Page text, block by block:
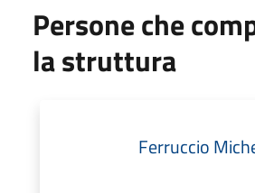
Persone che
la struttura
Ferruccio